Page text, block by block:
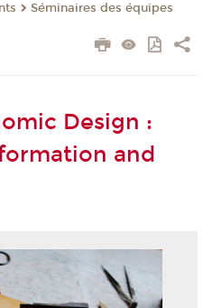
Séminaires des équipes
Design :
and